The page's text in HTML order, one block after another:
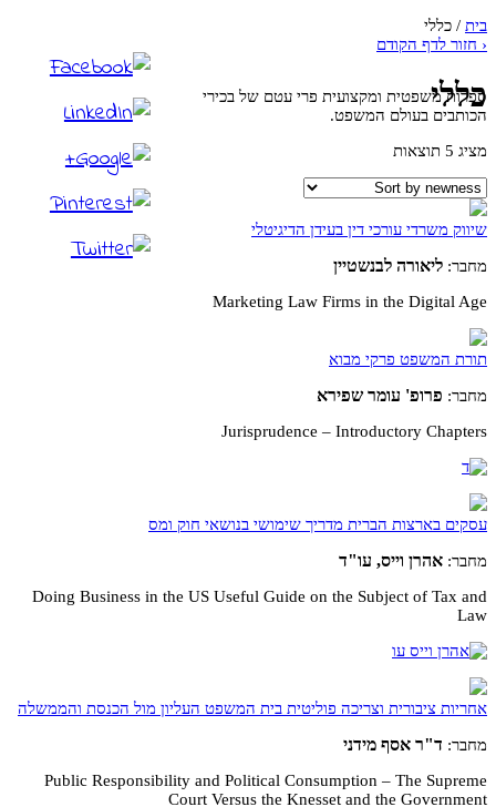
בית / כללי
‹ חזור לדף הקודם
כללי
ספרות משפטית ומקצועית פרי עטם של בכירי
הכותבים בעולם המשפט.
מציג 5 תוצאות
שיווק משרדי עורכי דין בעידן הדיגיטלי
מחבר: ליאורה לבנשטיין
Marketing Law Firms in the Digital Age
תורת המשפט פרקי מבוא
מחבר: פרופ' עומר שפירא
Jurisprudence – Introductory Chapters
עסקים בארצות הברית מדריך שימושי בנושאי חוק ומס
מחבר: אהרן וייס, עו"ד
Doing Business in the US Useful Guide on the Subject of Tax and
Law
אחריות ציבורית וצריכה פוליטית בית המשפט העליון מול הכנסת והממשלה
מחבר: ד"ר אסף מידני
Public Responsibility and Political Consumption – The Supreme
Court Versus the Knesset and the Government